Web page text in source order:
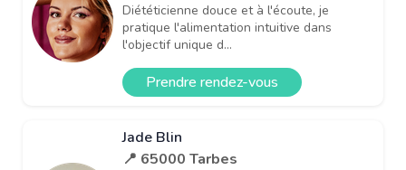
Diététicienne douce et à l'écoute, je
pratique l'alimentation intuitive dans
l'objectif unique d...
Prendre rendez-vous
Jade Blin
📍 65000 Tarbes